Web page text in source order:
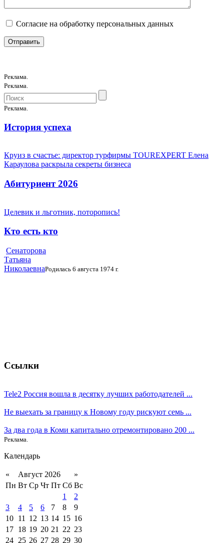
Согласие на обработку персональных данных
Реклама.
Реклама.
Реклама.
История успеха
Круиз в счастье: директор турфирмы TOUREXPERT Елена
Караулова раскрыла секреты бизнеса
Абитуриент 2026
Целевик и льготник, поторопись!
Кто есть кто
Сенаторова
Татьяна
НиколаевнаРодилась 6 августа 1974 г.
Ссылки
Tele2 Россия вошла в десятку лучших работодателей ...
Не выехать за границу к Новому году рискуют семь ...
За два года в Коми капитально отремонтировано 200 ...
Реклама.
Календарь
« Август 2026
»
Пн Вт Ср Чт Пт Сб Вс
1
2
3
4 5 6 7 8
9
10 11 12 13 14 15 16
17 18 19 20 21 22 23
24 25 26 27 28 29 30